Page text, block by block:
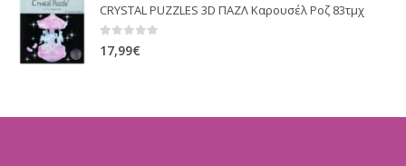
CRYSTAL PUZZLES 3D ΠΑΖΛ Καρουσέλ Ροζ 83τμχ
0 out of 5
17,99€